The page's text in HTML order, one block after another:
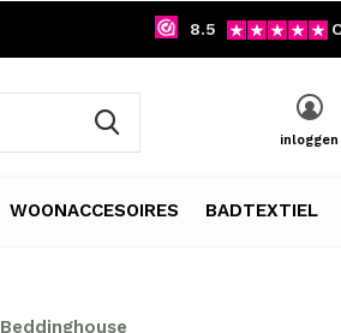
WOONACCESOIRES BADTEXTIEL
inloggen
8.5
Beddinghouse